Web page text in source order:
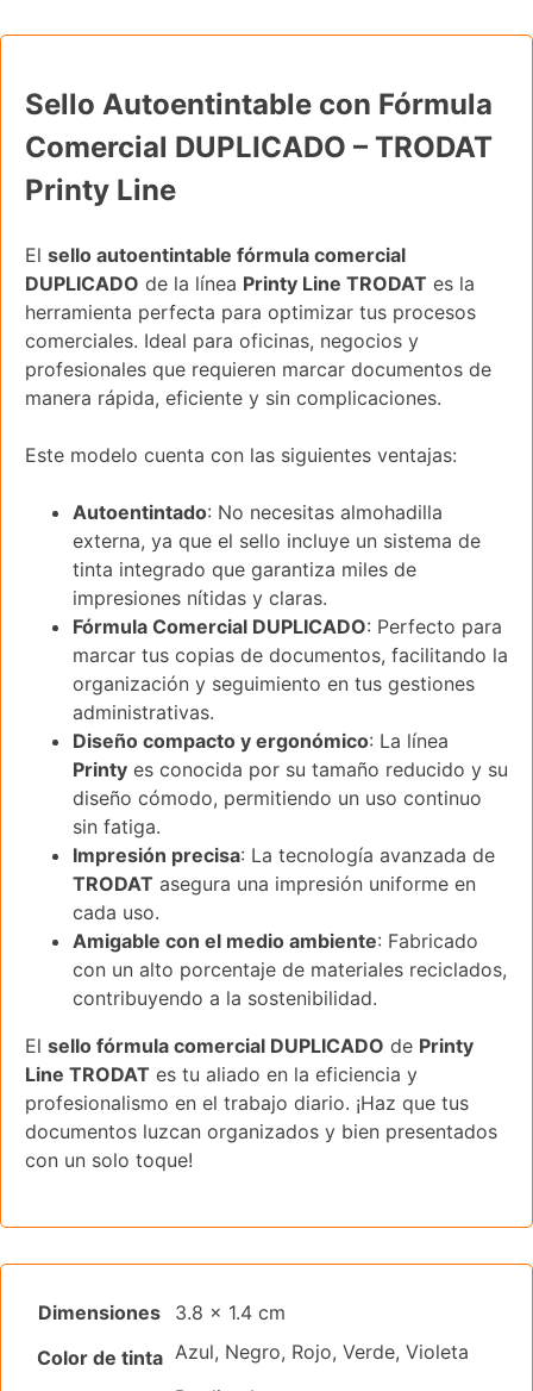
Sello Autoentintable con Fórmula
Comercial DUPLICADO – TRODAT
Printy Line
El sello autoentintable fórmula comercial
DUPLICADO de la línea Printy Line TRODAT es la
herramienta perfecta para optimizar tus procesos
comerciales. Ideal para oficinas, negocios y
profesionales que requieren marcar documentos de
manera rápida, eficiente y sin complicaciones.
Este modelo cuenta con las siguientes ventajas:
Autoentintado: No necesitas almohadilla
externa, ya que el sello incluye un sistema de
tinta integrado que garantiza miles de
impresiones nítidas y claras.
Fórmula Comercial DUPLICADO: Perfecto para
marcar tus copias de documentos, facilitando la
organización y seguimiento en tus gestiones
administrativas.
Diseño compacto y ergonómico: La línea
Printy es conocida por su tamaño reducido y su
diseño cómodo, permitiendo un uso continuo
sin fatiga.
Impresión precisa: La tecnología avanzada de
TRODAT asegura una impresión uniforme en
cada uso.
Amigable con el medio ambiente: Fabricado
con un alto porcentaje de materiales reciclados,
contribuyendo a la sostenibilidad.
El sello fórmula comercial DUPLICADO de Printy
Line TRODAT es tu aliado en la eficiencia y
profesionalismo en el trabajo diario. ¡Haz que tus
documentos luzcan organizados y bien presentados
con un solo toque!
Dimensiones
3.8 × 1.4 cm
Color de tinta Azul, Negro, Rojo, Verde, Violeta